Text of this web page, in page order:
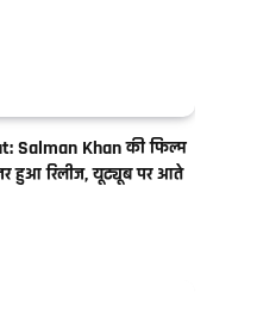
Salman Khan की फिल्म
हुआ रिलीज, यूट्यूब पर आते